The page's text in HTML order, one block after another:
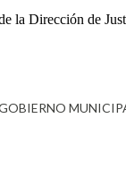
la Dirección de